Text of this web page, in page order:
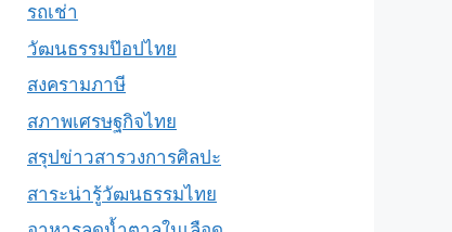
รถเช่า
วัฒนธรรมป๊อปไทย
สงครามภาษี
สภาพเศรษฐกิจไทย
สรุปข่าวสารวงการศิลปะ
สาระน่ารู้วัฒนธรรมไทย